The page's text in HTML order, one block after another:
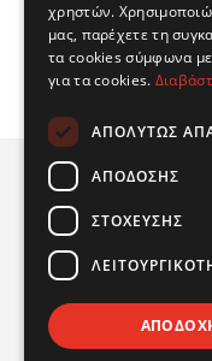
Powered
χρηστών.
μας, παρέχετε τη
τα cookies σύμφωνα με
για τα cookies.
ΑΠΟΛΎΤΩΣ
ΑΠΌΔΟΣΗΣ
ΣΤΌΧΕΥΣΗΣ